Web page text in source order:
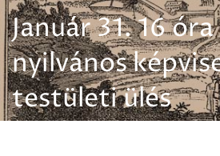
Január 31. 16
nyilvános
testületi ülés